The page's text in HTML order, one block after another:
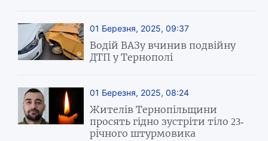
01 Березня, 2025, 09:37
Водій ВАЗу вчинив подвійну
ДТП у Тернополі
01 Березня, 2025, 08:24
Жителів Тернопільщини
просять гідно зустріти тіло 23-
річного штурмовика